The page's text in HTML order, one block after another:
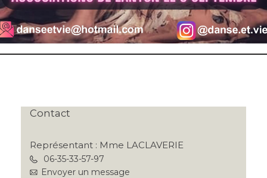
Contact
Représentant : Mme LACLAVERIE
06-35-33-57-97
Envoyer un message